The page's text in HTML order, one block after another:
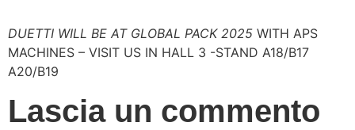
DUETTI WILL BE AT GLOBAL PACK 2025 WITH APS
MACHINES – VISIT US IN HALL 3 -STAND A18/B17
A20/B19
Lascia un commento